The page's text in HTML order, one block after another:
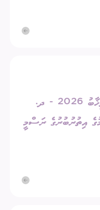
ލޯކަލް ކައުންސިލްތަކުގެ އިންތިޚާބު 2026 - ދ.
އިތުރުބުރުގެ ރަސްމީ